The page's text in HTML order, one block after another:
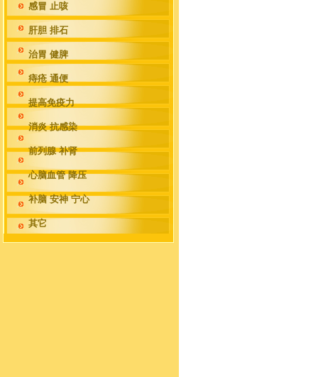
感冒 止咳
肝胆 排石
治胃 健脾
痔疮 通便
提高免疫力
消炎 抗感染
前列腺 补肾
心脑血管 降压
补脑 安神 宁心
其它